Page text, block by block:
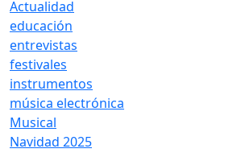
Actualidad
educación
entrevistas
festivales
instrumentos
música electrónica
Musical
Navidad 2025